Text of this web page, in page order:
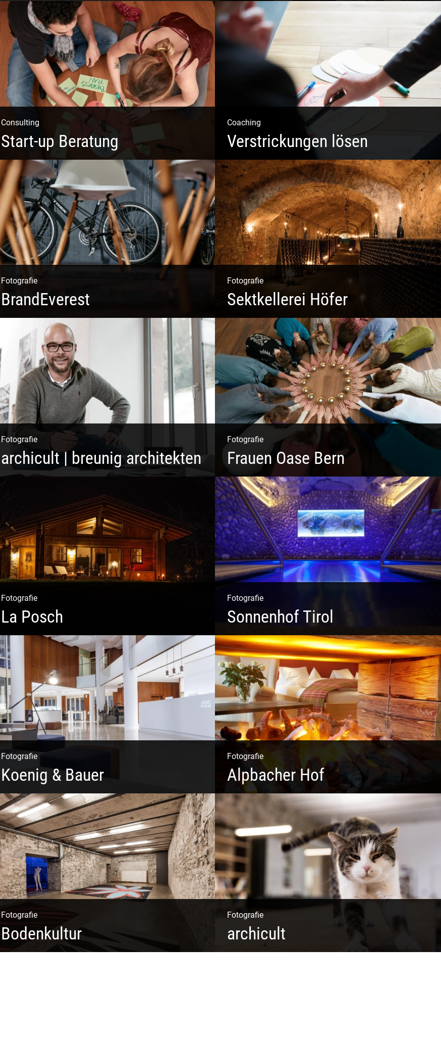
Pint- & Webdesign, Fotografie & Corporate-Design Wasser im Fluss der Kurstadt
Consulting
Start-up Beratung
Du beginnst Dein Eigenes zu erschaffen und weißt nicht,
wo du beginnen sollst?
Coaching
Verstrickungen lösen
Systemisches Coaching & Systemische Aufstellung
Fotografie
BrandEverest
Kommunikationsfotografie | Branding mit Bildwelten |
Markenerlebnisse | Corporate Design
Fotografie
Sektkellerei Höfer
Sekt Perlen | Tiefe Keller | Coole Kerle | Idyllische
Weinberge
Fotografie
archicult | breunig architekten
Mitarbeiter Shooting | Kreative Köpfe
Fotografie
Frauen Oase Bern
Yoga Fotografie | Magische Momente | Bunte Farben |
Wilde Formen
Fotografie
La Posch
Kuschelige Chalets | Traumhaftes Tirol | Luxuriöse
Auszeit | Alpiner Lifestyle
Fotografie
Sonnenhof Tirol
Freundliches Team | Moderne Zimmer | Luxuriöser Spa |
Coole Köche
Fotografie
Koenig & Bauer
Moderne Architektur | Offen & Futuristisch | Foyer
Gestaltung | Weite Räume
Fotografie
Alpbacher Hof
Liebevolles Design | Moderne Zimmer | Luxuriöser Spa |
Fotografie
Bodenkultur
Fotografie
archicult